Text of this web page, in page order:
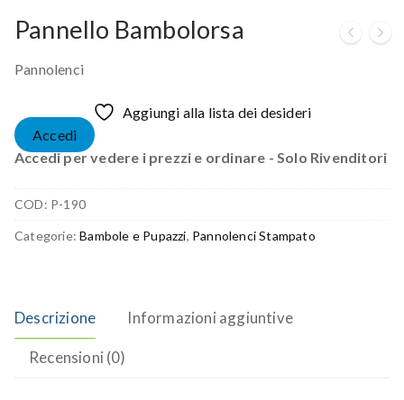
Pannello Bambolorsa
Pannolenci
Aggiungi alla lista dei desideri
Accedi
Accedi per vedere i prezzi e ordinare - Solo Rivenditori
COD: P-190
Categorie:Bambole e Pupazzi, Pannolenci Stampato
Descrizione Informazioni aggiuntive
Recensioni (0)